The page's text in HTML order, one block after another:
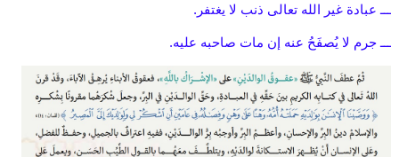
ـــ عبادة غير الله تعالى ذنب لا يغتفر.
ـــ جرم لا يُصفَحُ عنه إن مات صاحبه عليه.